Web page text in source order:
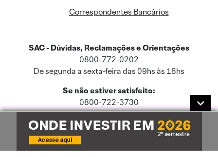
Correspondentes Bancários
SAC - Dúvidas, Reclamações e Orientações
0800-772-0202
De segunda a sexta-feira das 09hs às 18hs
Se não estiver satisfeito:
0800-722-3730
Este site usa cookies e dados pessoais de acordo com a nossa
Cookiese a nossa